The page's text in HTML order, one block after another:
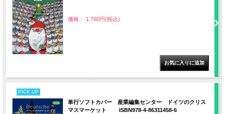
価格： 1,760円(税込)
PICK UP
単行ソフトカバー 産業編集センター ドイツのクリス
マスマーケット ISBN978-4-86311458-6